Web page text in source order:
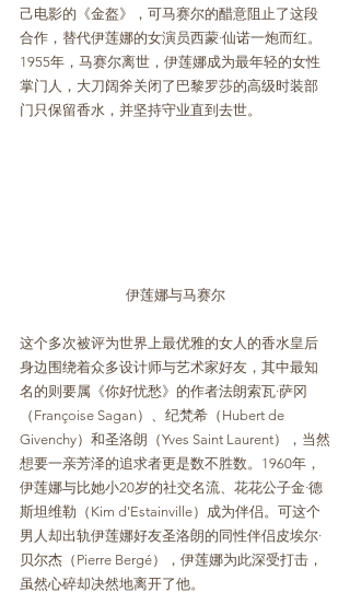
己电影的《金盔》，可马赛尔的醋意阻止了这段
合作，替代伊莲娜的女演员西蒙·仙诺一炮而红。
1955年，马赛尔离世，伊莲娜成为最年轻的女性
掌门人，大刀阔斧关闭了巴黎罗莎的高级时装部
门只保留香水，并坚持守业直到去世。
伊莲娜与马赛尔
这个多次被评为世界上最优雅的女人的香水皇后
身边围绕着众多设计师与艺术家好友，其中最知
名的则要属《你好忧愁》的作者法朗索瓦·萨冈
（Françoise Sagan）、纪梵希（Hubert de
Givenchy）和圣洛朗（Yves Saint Laurent），当然
想要一亲芳泽的追求者更是数不胜数。1960年，
伊莲娜与比她小20岁的社交名流、花花公子金·德
斯坦维勒（Kim d'Estainville）成为伴侣。可这个
男人却出轨伊莲娜好友圣洛朗的同性伴侣皮埃尔·
贝尔杰（Pierre Bergé），伊莲娜为此深受打击，
虽然心碎却决然地离开了他。